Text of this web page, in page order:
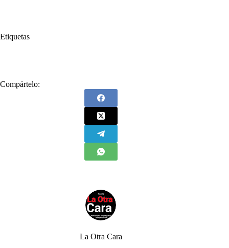
Etiquetas
Compártelo:
La Otra Cara